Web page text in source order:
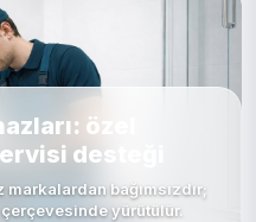
özel
desteği
bağımsızdır;
yürütülür.